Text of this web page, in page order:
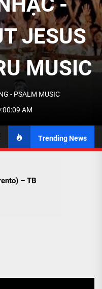
QUA
ÂM
NHẠC
TALK
THRU
JESUS
MUSIC
- PSALM MUSIC
AM
Trending News
– TB